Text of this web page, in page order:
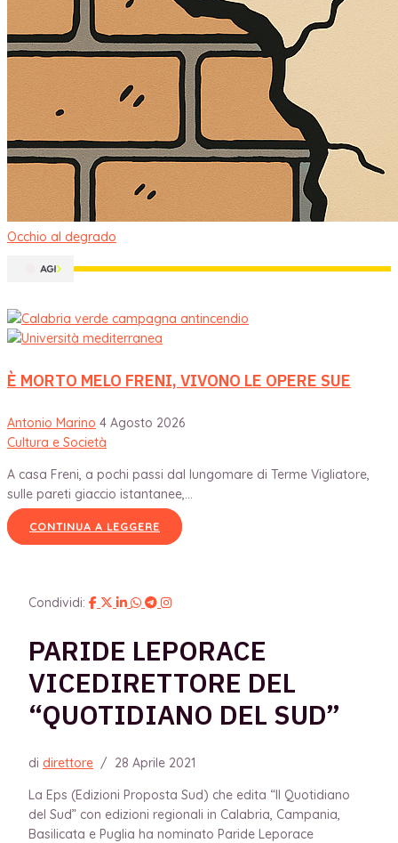
Occhio al degrado
È MORTO MELO FRENI, VIVONO LE OPERE SUE
Antonio Marino 4 Agosto 2026
Cultura e Società
A casa Freni, a pochi passi dal lungomare di Terme Vigliatore,
sulle pareti giaccio istantanee,...
CONTINUA A LEGGERE
Condividi:
PARIDE LEPORACE
VICEDIRETTORE DEL
“QUOTIDIANO DEL SUD”
di direttore / 28 Aprile 2021
La Eps (Edizioni Proposta Sud) che edita “Il Quotidiano
del Sud” con edizioni regionali in Calabria, Campania,
Basilicata e Puglia ha nominato Paride Leporace